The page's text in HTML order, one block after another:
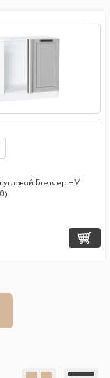
Глетчер НУ